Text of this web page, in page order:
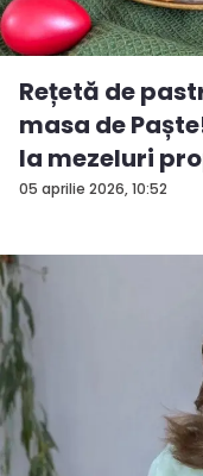
05 aprilie 2026, 10:52
Rețetă de
masa de
la mezeluri